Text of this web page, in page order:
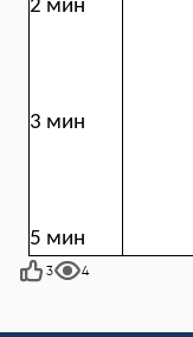
2 мин
3 мин
5 мин
3 4